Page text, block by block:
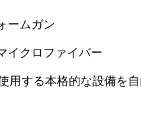
ームガン
イクロファイバー
用する本格的な設備を